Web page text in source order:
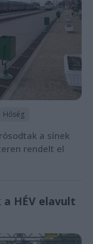
Hőség
a sínek
rendelt el
HÉV elavult